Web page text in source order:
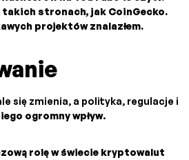
stronach, jak CoinGecko.
projektów znalazłem.
się zmienia, a polityka, regulacje i
ogromny wpływ.
rolę w świecie kryptowalut